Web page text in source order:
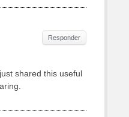
shared this useful
Responder